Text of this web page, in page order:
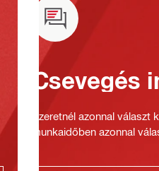
Csevegés
Szeretnél azonnal
munkaidőben azonnal